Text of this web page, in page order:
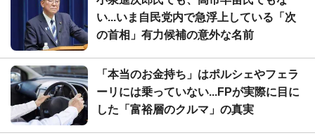
い...いま自民党内で急浮上している「次
の首相」有力候補の意外な名前
「本当のお金持ち」はポルシェやフェラ
ーリには乗っていない...FPが実際に目に
した「富裕層のクルマ」の真実